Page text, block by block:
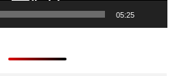
05:25